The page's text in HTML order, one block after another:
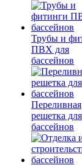
Трубы и
ПВХ для
бассейнов
Переливная
решетка для
бассейнов